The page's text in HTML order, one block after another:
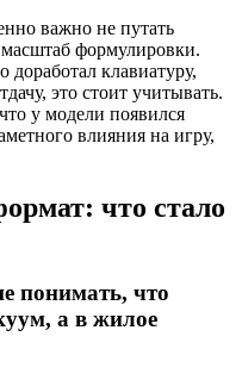
важно не путать
формулировки.
доработал клавиатуру,
это стоит учитывать.
у модели появился
влияния на игру,
что стало
понимать, что
а в жилое